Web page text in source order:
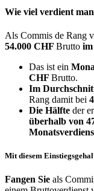
Wie viel verdient
Als Commis de Rang
54.000 CHF Brutto
Das ist ein
CHF Brutto.
Im
Rang damit bei
Die Hälfte der
überhalb von
Mit diesem
Fangen Sie als